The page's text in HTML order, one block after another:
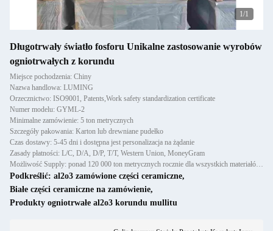
1/1
Długotrwały światło fosforu Unikalne zastosowanie wyrobów
ogniotrwałych z korundu
Miejsce pochodzenia: Chiny
Nazwa handlowa: LUMING
Orzecznictwo: ISO9001, Patents,Work safety standardization certificate
Numer modelu: GYML-2
Minimalne zamówienie: 5 ton metrycznych
Szczegóły pakowania: Karton lub drewniane pudełko
Czas dostawy: 5-45 dni i dostępna jest personalizacja na żądanie
Zasady płatności: L/C, D/A, D/P, T/T, Western Union, MoneyGram
Możliwość Supply: ponad 120 000 ton metrycznych rocznie dla wszystkich materiałów ogniotrwałych: odlewów, prefabrykató
Podkreślić: al2o3 zamówione części ceramiczne,
Białe części ceramiczne na zamówienie,
Produkty ogniotrwałe al2o3 korundu mullitu